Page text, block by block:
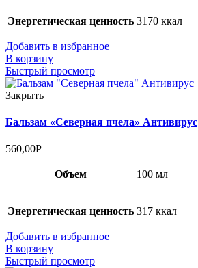
Энергетическая ценность 3170 ккал
Добавить в избранное
В корзину
Быстрый просмотр
Закрыть
Бальзам «Северная пчела» Антивирус
560,00Р
Объем 100 мл
Энергетическая ценность 317 ккал
Добавить в избранное
В корзину
Быстрый просмотр